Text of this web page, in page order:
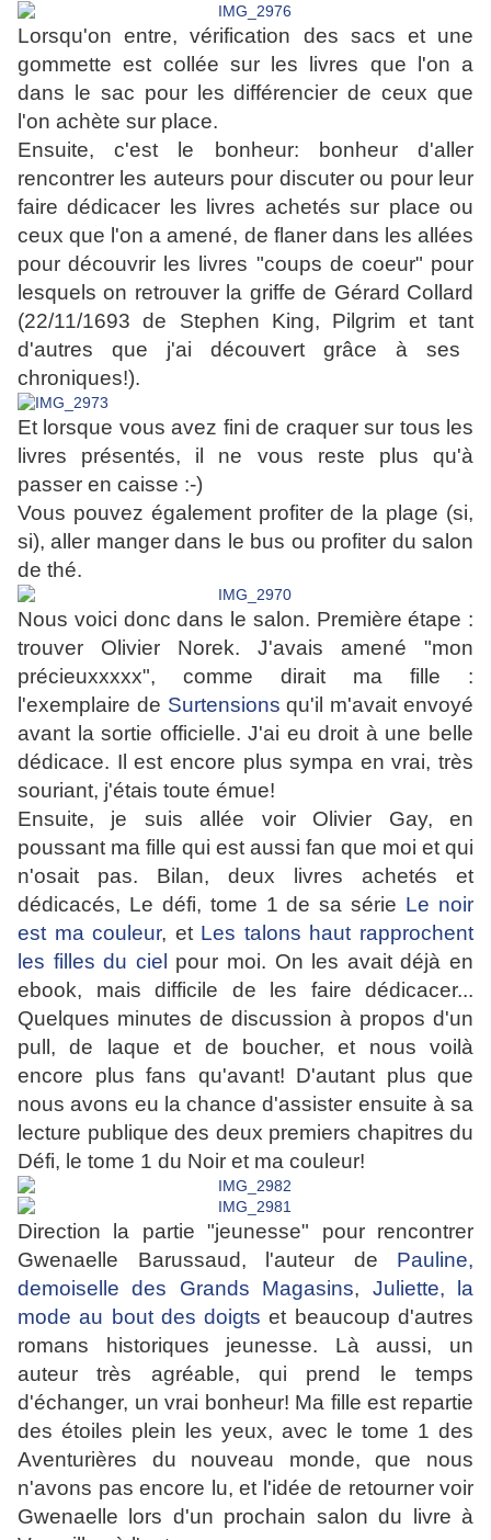
Lorsqu'on entre, vérification des sacs et une
gommette est collée sur les livres que l'on a
dans le sac pour les différencier de ceux que
l'on achète sur place.
Ensuite, c'est le bonheur: bonheur d'aller
rencontrer les auteurs pour discuter ou pour leur
faire dédicacer les livres achetés sur place ou
ceux que l'on a amené, de flaner dans les allées
pour découvrir les livres "coups de coeur" pour
lesquels on retrouver la griffe de Gérard Collard
(22/11/1693 de Stephen King, Pilgrim et tant
d'autres que j'ai découvert grâce à ses
chroniques!).
Et lorsque vous avez fini de craquer sur tous les
livres présentés, il ne vous reste plus qu'à
passer en caisse :-)
Vous pouvez également profiter de la plage (si,
si), aller manger dans le bus ou profiter du salon
de thé.
Nous voici donc dans le salon. Première étape :
trouver Olivier Norek. J'avais amené "mon
précieuxxxxx", comme dirait ma fille :
l'exemplaire de Surtensionsqu'il m'avait envoyé
avant la sortie officielle. J'ai eu droit à une belle
dédicace. Il est encore plus sympa en vrai, très
souriant, j'étais toute émue!
Ensuite, je suis allée voir Olivier Gay, en
poussant ma fille qui est aussi fan que moi et qui
n'osait pas. Bilan, deux livres achetés et
dédicacés, Le défi, tome 1 de sa série Le noir
est ma couleur, et Les talons haut rapprochent
les filles du ciel pour moi. On les avait déjà en
ebook, mais difficile de les faire dédicacer...
Quelques minutes de discussion à propos d'un
pull, de laque et de boucher, et nous voilà
encore plus fans qu'avant! D'autant plus que
nous avons eu la chance d'assister ensuite à sa
lecture publique des deux premiers chapitres du
Défi, le tome 1 du Noir et ma couleur!
Direction la partie "jeunesse" pour rencontrer
Gwenaelle Barussaud, l'auteur de Pauline,
demoiselle des Grands Magasins, Juliette, la
mode au bout des doigtset beaucoup d'autres
romans historiques jeunesse. Là aussi, un
auteur très agréable, qui prend le temps
d'échanger, un vrai bonheur! Ma fille est repartie
des étoiles plein les yeux, avec le tome 1 des
Aventurières du nouveau monde, que nous
n'avons pas encore lu, et l'idée de retourner voir
Gwenaelle lors d'un prochain salon du livre à